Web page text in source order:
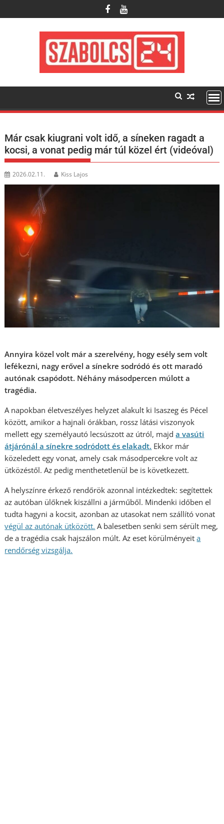
to
Már csak kiugrani volt idő, a síneken ragadt a
kocsi, a vonat pedig már túl közel ért (videóval)
2026.02.11. Kiss Lajos
Annyira közel volt már a szerelvény, hogy esély sem volt
lefékezni, nagy erővel a sínekre sodródó és ott maradó
autónak csapódott. Néhány másodpercen múlott a
tragédia.
A napokban életveszélyes helyzet alakult ki Isaszeg és Pécel
között, amikor a hajnali órákban, rossz látási viszonyok
mellett egy személyautó lecsúszott az útról, majda vasúti
átjárónál a sínekre sodródott és elakadt. Ekkor már
közeledett egy vonat, amely csak másodpercekre volt az
ütközéstől. Az pedig menthetetlenül be is következett.
A helyszínre érkező rendőrök azonnal intézkedtek: segítettek
az autóban ülőknek kiszállni a járműből. Mindenki időben el
tudta hagyni a kocsit, azonban az utasokat nem szállító vonat
végül az autónak ütközött. A balesetben senki sem sérült meg,
de a tragédia csak hajszálon múlt. Az eset körülményeita
rendőrség vizsgálja.